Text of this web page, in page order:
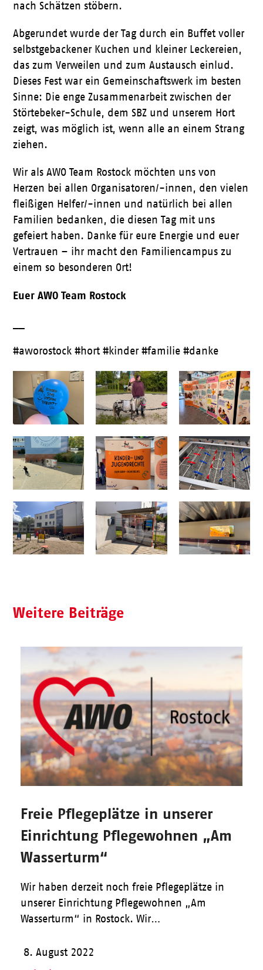
nach Schätzen stöbern.
Abgerundet wurde der Tag durch ein Buffet voller
selbstgebackener Kuchen und kleiner Leckereien,
das zum Verweilen und zum Austausch einlud.
Dieses Fest war ein Gemeinschaftswerk im besten
Sinne: Die enge Zusammenarbeit zwischen der
Störtebeker-Schule, dem SBZ und unserem Hort
zeigt, was möglich ist, wenn alle an einem Strang
ziehen.
Wir als AWO Team Rostock möchten uns von
Herzen bei allen Organisatoren/-innen, den vielen
fleißigen Helfer/-innen und natürlich bei allen
Familien bedanken, die diesen Tag mit uns
gefeiert haben. Danke für eure Energie und euer
Vertrauen – ihr macht den Familiencampus zu
einem so besonderen Ort!
Euer AWO Team Rostock
#aworostock #hort #kinder #familie #danke
Weitere Beiträge
Freie Pflegeplätze in unserer
Einrichtung Pflegewohnen „Am
Wasserturm“
Wir haben derzeit noch freie Pflegeplätze in
unserer Einrichtung Pflegewohnen „Am
Wasserturm“ in Rostock. Wir…
8. August 2022